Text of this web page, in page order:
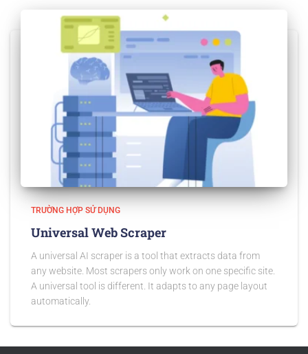
TRƯỜNG HỢP SỬ DỤNG
Universal Web Scraper
A universal AI scraper is a tool that extracts data from
any website. Most scrapers only work on one specific site.
A universal tool is different. It adapts to any page layout
automatically.